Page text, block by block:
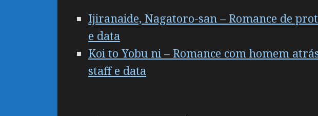
Ijiranaide, Nagatoro-san – Romance de
e data
Koi to Yobu ni – Romance com homem
staff e data